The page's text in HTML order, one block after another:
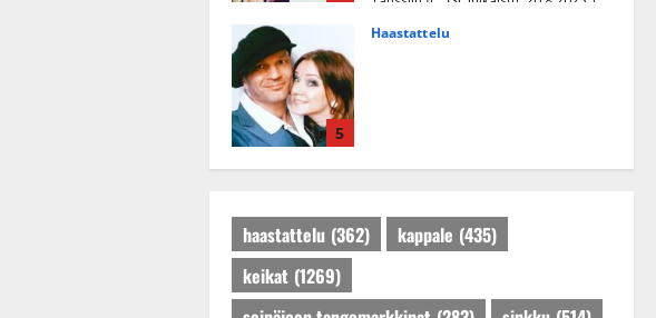
Päivitetty:22.8.2025
5
Haastattelu
Tanssiin.fi
Julkaistu: 27.4.2025 |
haastattelu (362) kappale (435)
keikat (1269)